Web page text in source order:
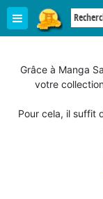
Grâce à Manga
votre
Pour cela, il suffit